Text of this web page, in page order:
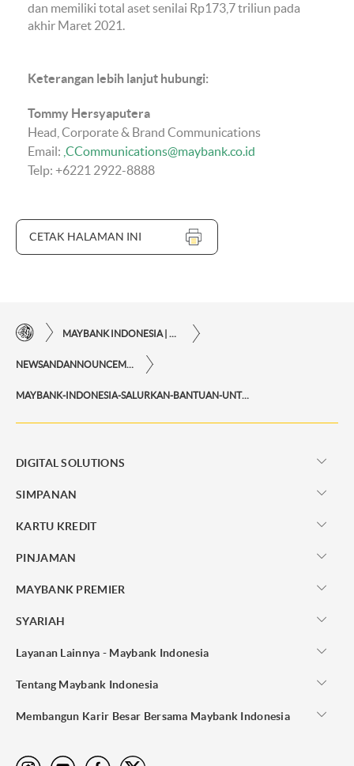
dan memiliki total aset senilai Rp173,7 triliun pada
akhir Maret 2021.
Keterangan lebih lanjut hubungi:
Tommy Hersyaputera
Head, Corporate & Brand Communications
Email: CCommunications@maybank.co.id
Telp: +6221 2922-8888
CETAK HALAMAN INI
MAYBANK-INDONESIA-SALURKAN-BANTUAN-UNTUK-KORBAN-BENCANA-TANAH-LONGSOR-DAN-BANJIR
DIGITAL SOLUTIONS
SIMPANAN
KARTU KREDIT
PINJAMAN
MAYBANK PREMIER
SYARIAH
Layanan Lainnya - Maybank Indonesia
Tentang Maybank Indonesia
Membangun Karir Besar Bersama Maybank Indonesia